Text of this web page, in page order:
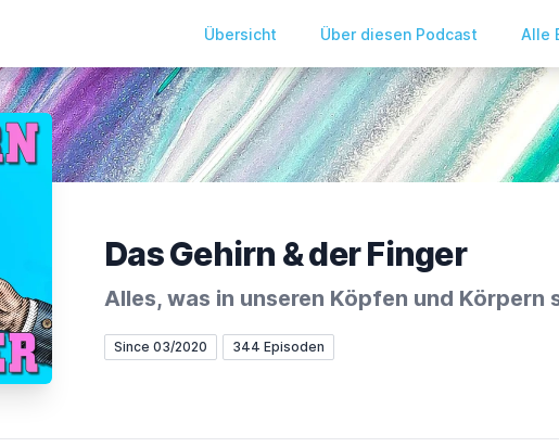
Übersicht Über diesen Podcast Alle
Das Gehirn & der Finger
Alles, was in unseren Köpfen und Körpern
Since 03/2020 344 Episoden